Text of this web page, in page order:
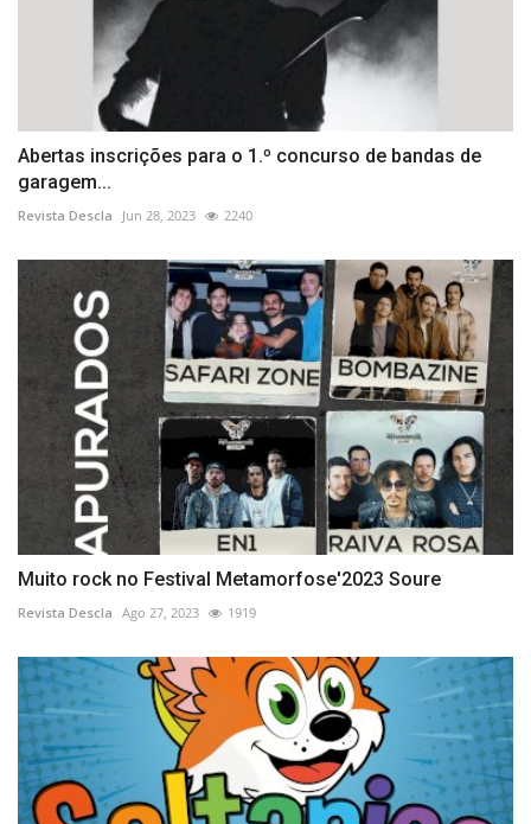
Abertas inscrições para o 1.º concurso de bandas de
garagem...
Revista Descla Jun 28, 2023 2240
Muito rock no Festival Metamorfose'2023 Soure
Revista Descla Ago 27, 2023 1919